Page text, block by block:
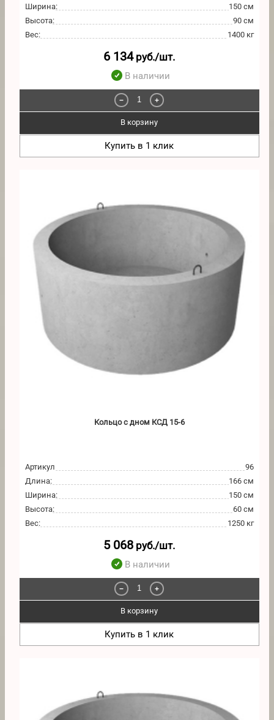
Ширина:
150 см
Высота:
90 см
Вес: 1400 кг
6 134руб./шт.
В наличии
− +
В корзину
Купить в 1 клик
Кольцо с дном КСД 15-6
Артикул
96
Длина:
166 см
Ширина:
150 см
Высота:
60 см
Вес: 1250 кг
5 068 руб./шт.
В наличии
− +
В корзину
Купить в 1 клик